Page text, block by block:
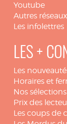
Youtube
Autres
Les infolettres
LES +
Les
Horaires et
Nos
Prix des
Les coups de